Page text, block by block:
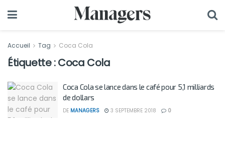
Accueil Tag Coca Cola
Étiquette :Coca Cola
Coca Cola se lance dans le café pour 5,1 milliards
de dollars
DE MANAGERS 3 SEPTEMBRE 2018 0